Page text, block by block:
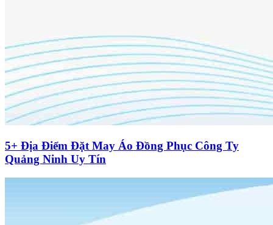
5+ Địa Điểm Đặt May Áo Đồng Phục Công Ty
Quảng Ninh Uy Tín